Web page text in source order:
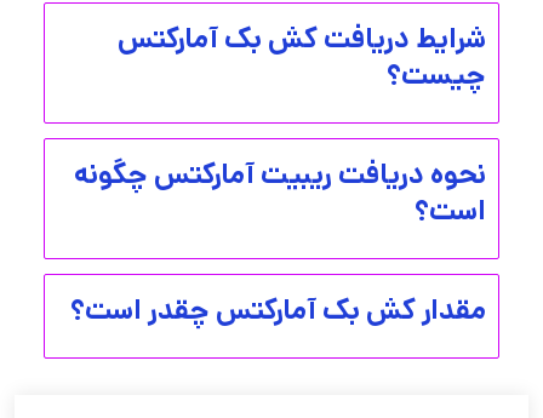
شرایط دریافت کش بک آمارکتس
چیست؟
نحوه دریافت ریبیت آمارکتس چگونه
است؟
مقدار کش بک آمارکتس چقدر است؟